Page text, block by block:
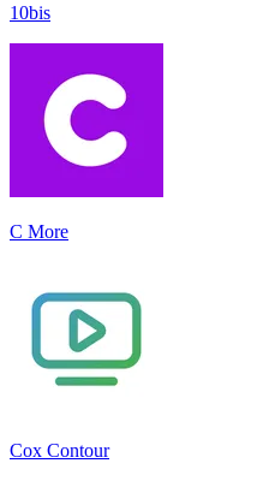
10bis
C More
Cox Contour